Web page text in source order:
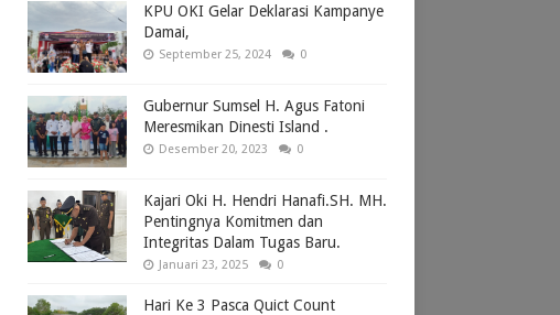
KPU OKI Gelar Deklarasi Kampanye
Damai,
September 25, 2024 0
Gubernur Sumsel H. Agus Fatoni
Meresmikan Dinesti Island .
Desember 20, 2023 0
Kajari Oki H. Hendri Hanafi.SH. MH.
Pentingnya Komitmen dan
Integritas Dalam Tugas Baru.
Januari 23, 2025 0
Hari Ke 3 Pasca Quict Count